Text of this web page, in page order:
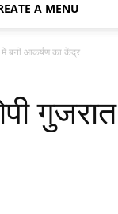
A MENU
में बनी आकर्षण का केंद्र